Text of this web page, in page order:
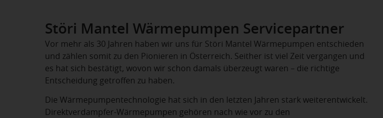
Störi Mantel Wärmepumpen Servicepartner
Vor mehr als 30 Jahren haben wir uns für Störi Mantel Wärmepumpen entschieden
und zählen somit zu den Pionieren in Österreich. Seither ist viel Zeit vergangen und
es hat sich bestätigt, wovon wir schon damals überzeugt waren – die richtige
Entscheidung getroffen zu haben.
Die Wärmepumpentechnologie hat sich in den letzten Jahren stark weiterentwickelt.
Direktverdampfer-Wärmepumpen gehören nach wie vor zu den